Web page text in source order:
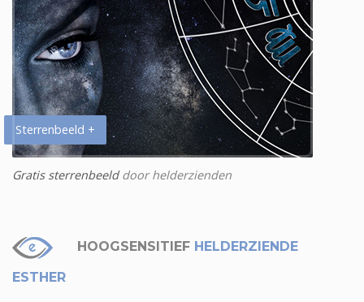
Sterrenbeeld +
Gratis sterrenbeelddoor helderzienden
HOOGSENSITIEF HELDERZIENDE
ESTHER